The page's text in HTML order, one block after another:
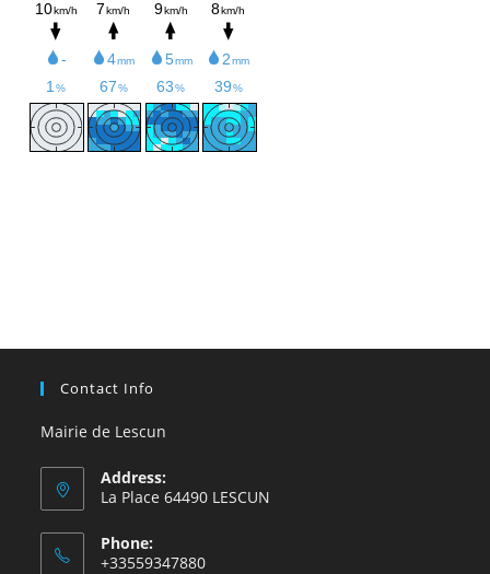
Contact Info
Mairie de Lescun
Address:
La Place 64490 LESCUN
Phone:
+33559347880